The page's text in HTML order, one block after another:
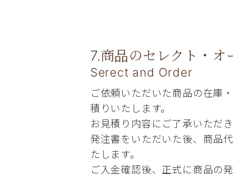
7.商品のセレクト・オ
Serect and Order
ご依頼いただいた商品の在庫
積りいたします。
お見積り内容にご了承いただ
発注書をいただいた後、商品
たします。
ご入金確認後、正式に商品の